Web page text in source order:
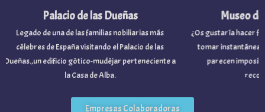
Museo de
¿Os gustaría hacer
tomar instantáneas
parecen
Palacio de las Dueñas
Legado de una de las familias nobiliarias más
célebres de España visitando el Palacio de las
edificio gótico-mudéjar perteneciente a
la Casa de Alba.
Empresas Colaboradoras